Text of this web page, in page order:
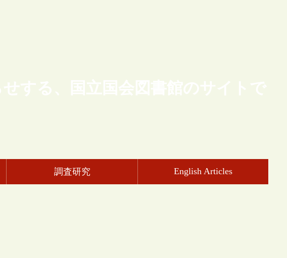
する、国立国会図書館のサイトで
調査研究 English Articles